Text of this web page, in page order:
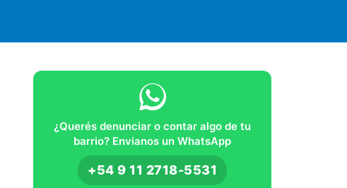
¿Querés denunciar o contar algo de tu
barrio? Envianos un WhatsApp
+54 9 11 2718-5531